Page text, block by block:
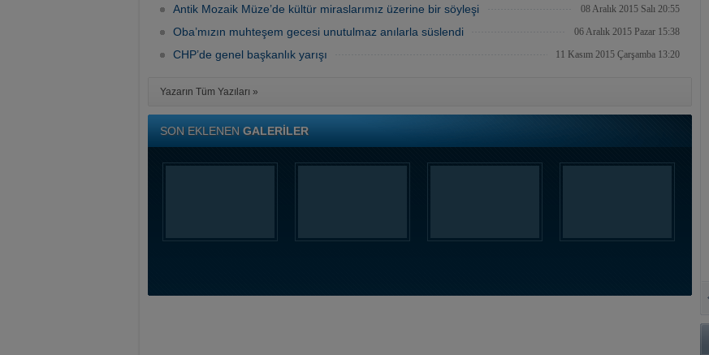
Antik Mozaik Müze’de kültür miraslarımız üzerine bir söyleşi 08 Aralık 2015 Salı 20:55
Oba’mızın muhteşem gecesi unutulmaz anılarla süslendi 06 Aralık 2015 Pazar 15:38
CHP’de genel başkanlık yarışı 11 Kasım 2015 Çarşamba 13:20
Yazarın Tüm Yazıları »
SON EKLENEN GALERİLER